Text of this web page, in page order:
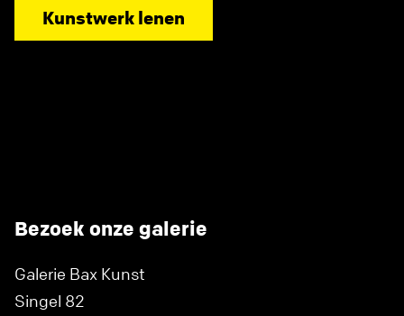
Kunstwerk lenen
Bezoek onze galerie
Galerie Bax Kunst
Singel 82